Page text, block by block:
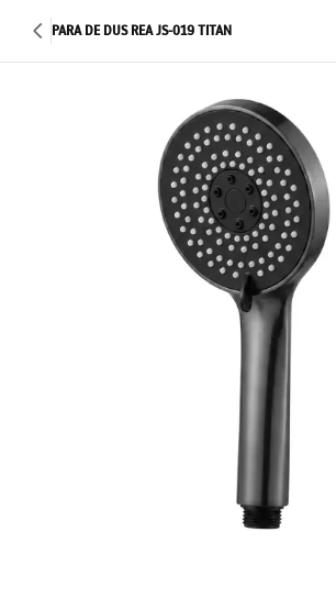
PARA DE DUS REA JS-019 TITAN